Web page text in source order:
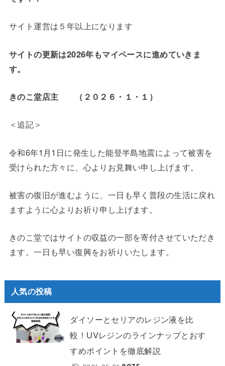
サイト運営は５年以上になります
サイトの更新は2026年もマイペースに進めていきま
す。
きのこ堂店主 （２０２６・１・１）
＜追記＞
令和6年1月1日に発生した能登半島地震によって被害を
受けられた方々に、心よりお見舞い申し上げます。
被害の復旧が進むように、一日も早く普段の生活に戻れ
ますように心よりお祈り申し上げます。
きのこ堂ではサイトの収益の一部を寄付させていただき
ます。一日も早い復興をお祈りいたします。
人気の投稿
ダイソーとセリアのレジン液を比
較！UVレジンのラインナップとおす
すめポイントを徹底解説